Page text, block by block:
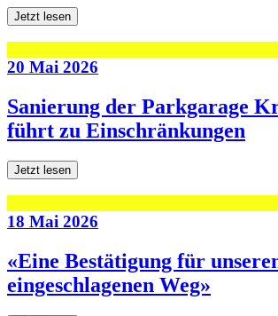
Jetzt lesen
20 Mai 2026
Sanierung der Parkgarage
führt zu Einschränkungen
Jetzt lesen
18 Mai 2026
«Eine Bestätigung für
eingeschlagenen Weg»